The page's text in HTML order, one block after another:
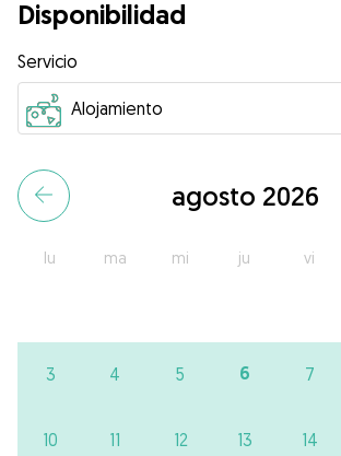
Disponibilidad
Servicio
agosto 2026
lu ma mi ju vi
3 4 5 6 7
10 11 12 13 14